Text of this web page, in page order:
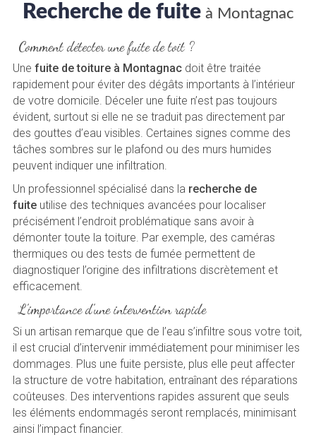
Recherche de fuiteà Montagnac
Comment détecter une fuite de toit ?
Une fuite de toiture à Montagnacdoit être traitée
rapidement pour éviter des dégâts importants à l’intérieur
de votre domicile. Déceler une fuite n’est pas toujours
évident, surtout si elle ne se traduit pas directement par
des gouttes d’eau visibles. Certaines signes comme des
tâches sombres sur le plafond ou des murs humides
peuvent indiquer une infiltration.
Un professionnel spécialisé dans la recherche de
fuiteutilise des techniques avancées pour localiser
précisément l’endroit problématique sans avoir à
démonter toute la toiture. Par exemple, des caméras
thermiques ou des tests de fumée permettent de
diagnostiquer l’origine des infiltrations discrètement et
efficacement.
L’importance d’une intervention rapide
Si un artisan remarque que de l’eau s’infiltre sous votre toit,
il est crucial d’intervenir immédiatement pour minimiser les
dommages. Plus une fuite persiste, plus elle peut affecter
la structure de votre habitation, entraînant des réparations
coûteuses. Des interventions rapides assurent que seuls
les éléments endommagés seront remplacés, minimisant
ainsi l’impact financier.